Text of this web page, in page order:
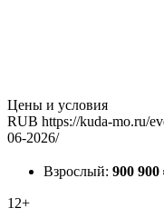
Цены и условия
RUB https://kuda-mo.ru/
06-2026/
Взрослый: 900 900
12+